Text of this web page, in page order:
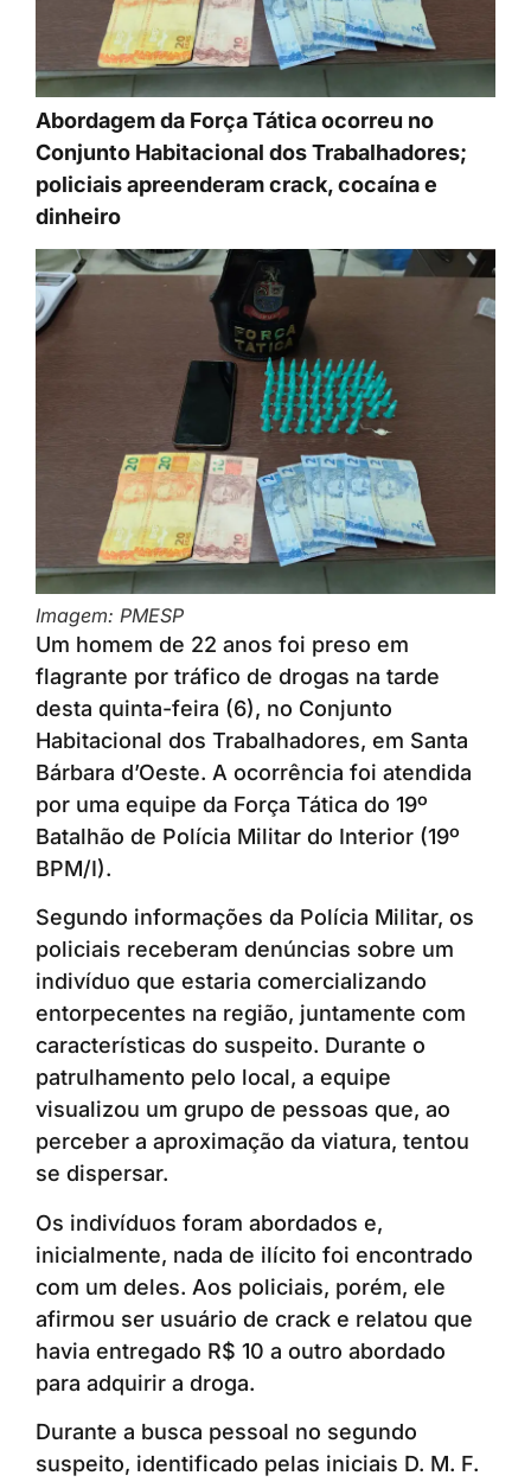
Abordagem da Força Tática ocorreu no
Conjunto Habitacional dos Trabalhadores;
policiais apreenderam crack, cocaína e
dinheiro
Imagem: PMESP
Um homem de 22 anos foi preso em
flagrante por tráfico de drogas na tarde
desta quinta-feira (6), no Conjunto
Habitacional dos Trabalhadores, em Santa
Bárbara d’Oeste. A ocorrência foi atendida
por uma equipe da Força Tática do 19º
Batalhão de Polícia Militar do Interior (19º
BPM/I).
Segundo informações da Polícia Militar, os
policiais receberam denúncias sobre um
indivíduo que estaria comercializando
entorpecentes na região, juntamente com
características do suspeito. Durante o
patrulhamento pelo local, a equipe
visualizou um grupo de pessoas que, ao
perceber a aproximação da viatura, tentou
se dispersar.
Os indivíduos foram abordados e,
inicialmente, nada de ilícito foi encontrado
com um deles. Aos policiais, porém, ele
afirmou ser usuário de crack e relatou que
havia entregado R$ 10 a outro abordado
para adquirir a droga.
Durante a busca pessoal no segundo
suspeito, identificado pelas iniciais D. M. F.